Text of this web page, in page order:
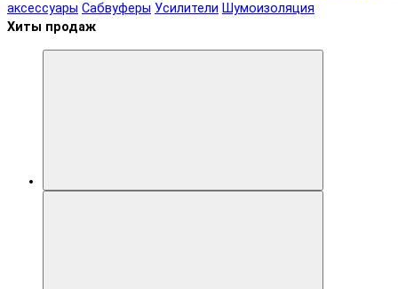
аксессуары Сабвуферы Усилители Шумоизоляция
Хиты продаж